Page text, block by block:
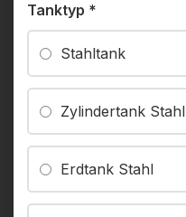
Tanktyp *
Stahltank
Zylindertank Stahl
Erdtank Stahl